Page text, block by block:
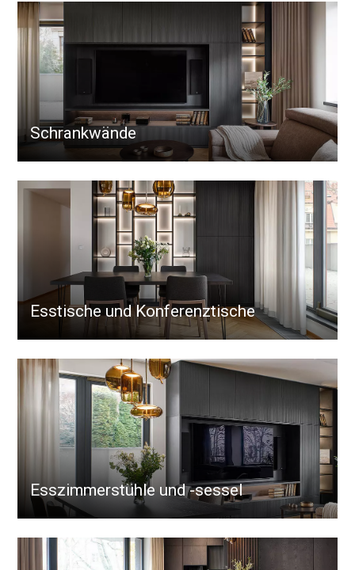
Schrankwände
Esstische und Konferenztische
Esszimmerstühle und -sessel